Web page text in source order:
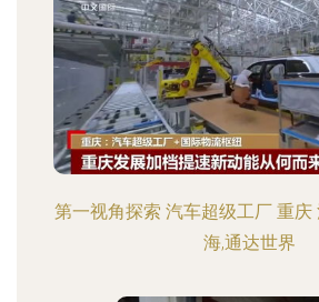
第一视角探索 汽车超级工厂 重庆
海,通达世界